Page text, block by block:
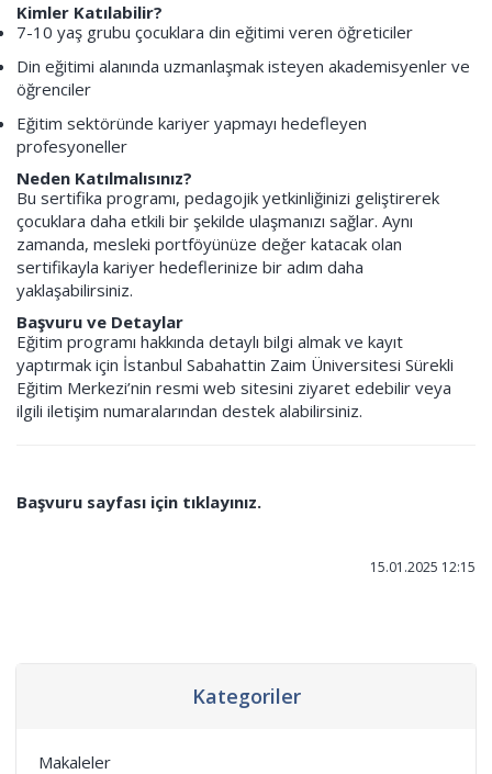
Kategoriler
Makaleler
Kimler Katılabilir?
7-10 yaş grubu çocuklara din eğitimi veren öğreticiler
Din eğitimi alanında uzmanlaşmak isteyen akademisyenler ve
öğrenciler
Eğitim sektöründe kariyer yapmayı hedefleyen
profesyoneller
Neden Katılmalısınız?
Bu sertifika programı, pedagojik yetkinliğinizi geliştirerek
çocuklara daha etkili bir şekilde ulaşmanızı sağlar. Aynı
zamanda, mesleki portföyünüze değer katacak olan
sertifikayla kariyer hedeflerinize bir adım daha
yaklaşabilirsiniz.
Başvuru ve Detaylar
Eğitim programı hakkında detaylı bilgi almak ve kayıt
yaptırmak için İstanbul Sabahattin Zaim Üniversitesi Sürekli
Eğitim Merkezi’nin resmi web sitesini ziyaret edebilir veya
ilgili iletişim numaralarından destek alabilirsiniz.
Başvuru sayfası için tıklayınız.
15.01.2025 12:15